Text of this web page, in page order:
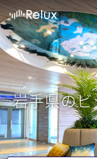
岩手県の